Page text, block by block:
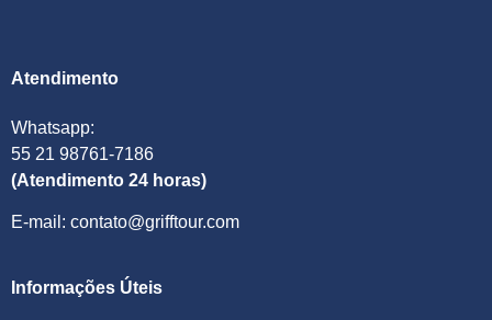
Atendimento
Whatsapp:
55 21 98761-7186
(Atendimento 24 horas)
E-mail: contato@grifftour.com
Informações Úteis